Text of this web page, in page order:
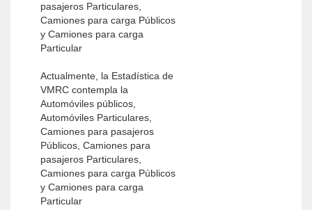
pasajeros Particulares,
Camiones para carga Públicos
y Camiones para carga
Particular
Actualmente, la Estadística de
VMRC contempla la
Automóviles públicos,
Automóviles Particulares,
Camiones para pasajeros
Públicos, Camiones para
pasajeros Particulares,
Camiones para carga Públicos
y Camiones para carga
Particular